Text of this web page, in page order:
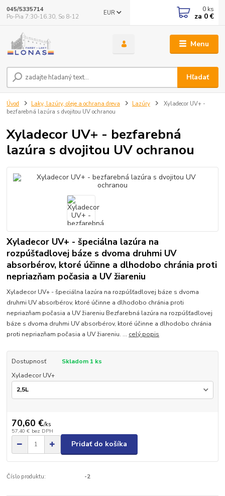
Menu
EUR
Hľadať
045/5335714
Po-Pia 7:30-16.30, So 8-12
0 ks
za 0 €
Úvod Laky, lazúry, oleje a ochrana dreva Lazúry
Xyladecor UV+ -
bezfarebná lazúra s dvojitou UV ochranou
Xyladecor UV+ - bezfarebná
lazúra s dvojitou UV ochranou
Xyladecor UV+ - špeciálna lazúra na
rozpúšťadlovej báze s dvoma druhmi UV
absorbérov, ktoré účinne a dlhodobo chránia proti
nepriazňam počasia a UV žiareniu
Xyladecor UV+ - špeciálna lazúra na rozpúšťadlovej báze s dvoma
druhmi UV absorbérov, ktoré účinne a dlhodobo chránia proti
nepriazňam počasia a UV žiareniu Bezfarebná lazúra na rozpúšťadlovej
báze s dvoma druhmi UV absorbérov, ktoré účinne a dlhodobo chránia
proti nepriazňam počasia a UV žiareniu. ... celý popis
Dostupnosť
Skladom 1 ks
Xyladecor UV+
70,60 €/ks
57,40 € bez DPH
Pridať do košíka
Číslo produktu: -2